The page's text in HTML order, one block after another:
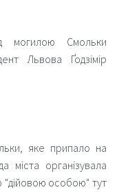
могилою Смольки
Львова Ґодзімір
яке припало на
міста організувала
"дійовою особою" тут